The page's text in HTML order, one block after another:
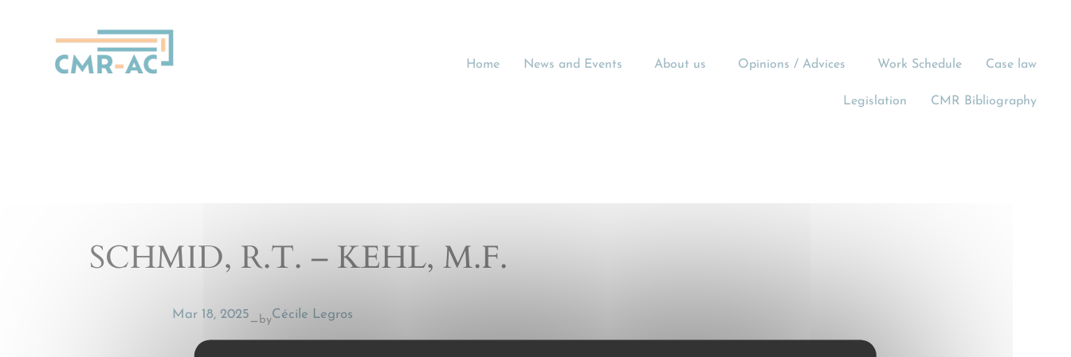
Home News and Events About us Opinions / Advices Work Schedule Case law
Legislation CMR Bibliography
SCHMID, R.T. – KEHL, M.F.
Mar 18, 2025— byCécile Legros